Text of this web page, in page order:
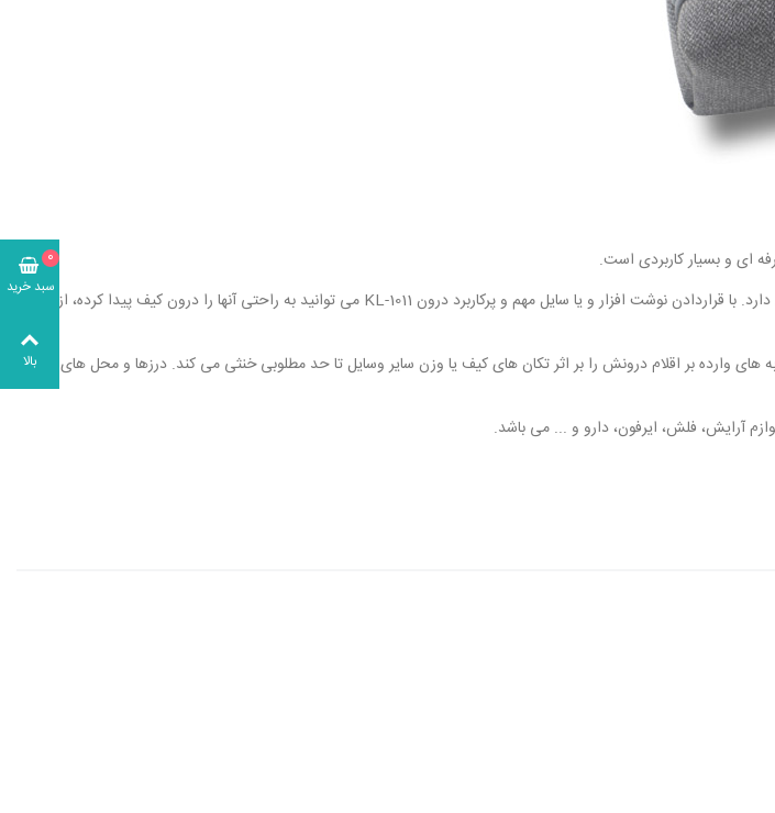
این کیف دارای یک محفظه اصلی است، بسیار سبک و پرکاربرد است و فضای مناسبی برای قراردادن وسایل ضروری دارد. با قراردادن نوشت افزار و یا سایل مهم و پرکاربرد درون KL-1011 می توانید به راحتی آنها را درون کیف پیدا کرده، از میان
وارده بر اقلام درونش را بر اثر تکان های کیف یا وزن سایر وسایل تا حد مطلوبی خنثی می کند. درزها و محل های اتصال
آرایش، فلش، ایرفون، دارو و ... می باشد.
سبد خرید
0
بالا